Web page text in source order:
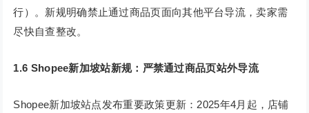
行）。新规明确禁止通过商品页面向其他平台导流，卖家需
尽快自查整改。
1.6 Shopee新加坡站新规：严禁通过商品页站外导流
Shopee新加坡站点发布重要政策更新：2025年4月起，店铺